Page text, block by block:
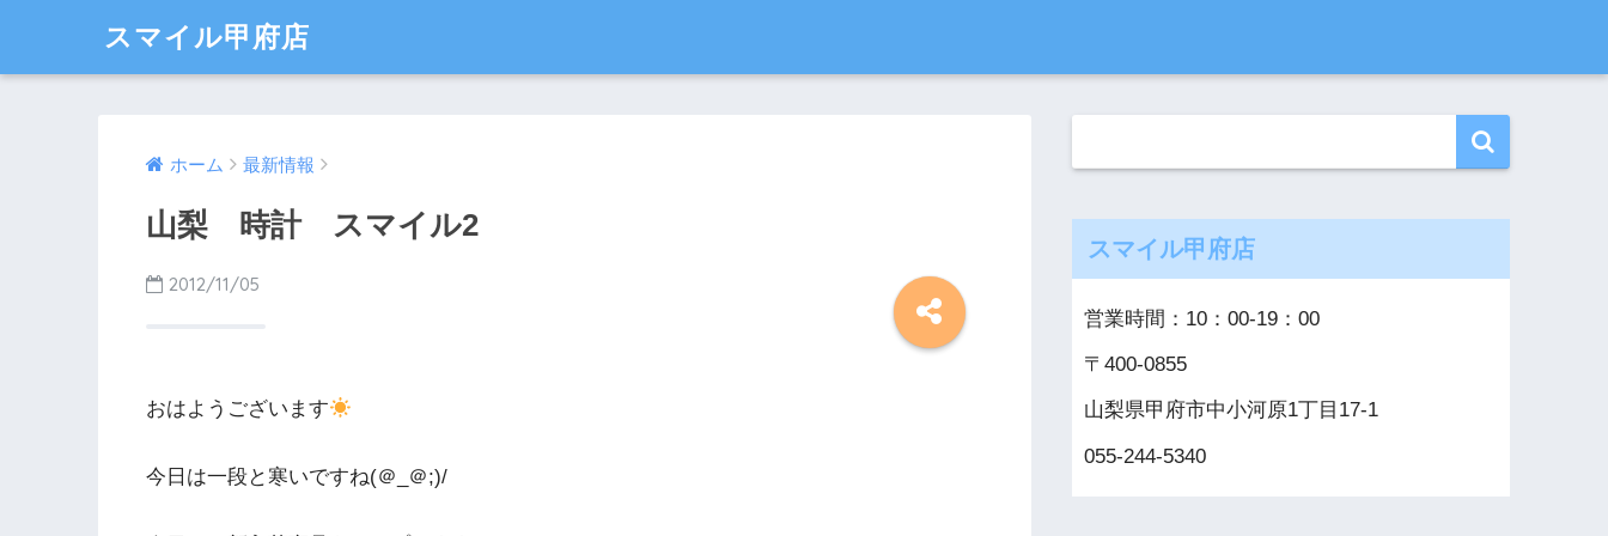
スマイル甲府店
ホーム 最新情報
山梨 時計 スマイル2
2012/11/05
おはようございます
今日は一段と寒いですね(＠_＠;)/
スマイル甲府店
営業時間：10：00‐19：00
〒400-0855
山梨県甲府市中小河原1丁目17-1
055-244-5340